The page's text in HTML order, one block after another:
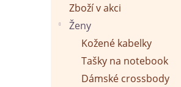
Zboží v akci
Ženy
Kožené kabelky
Tašky na notebook
Dámské crossbody